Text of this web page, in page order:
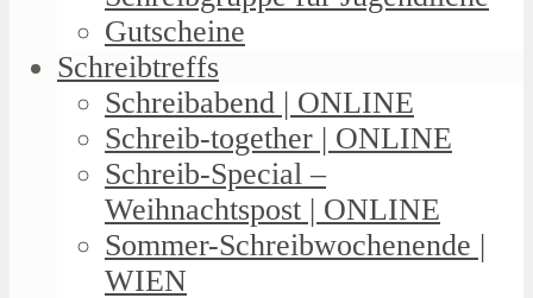
Gutscheine
Schreibtreffs
Schreibabend | ONLINE
Schreib-together | ONLINE
Schreib-Special –
Weihnachtspost | ONLINE
Sommer-Schreibwochenende |
WIEN